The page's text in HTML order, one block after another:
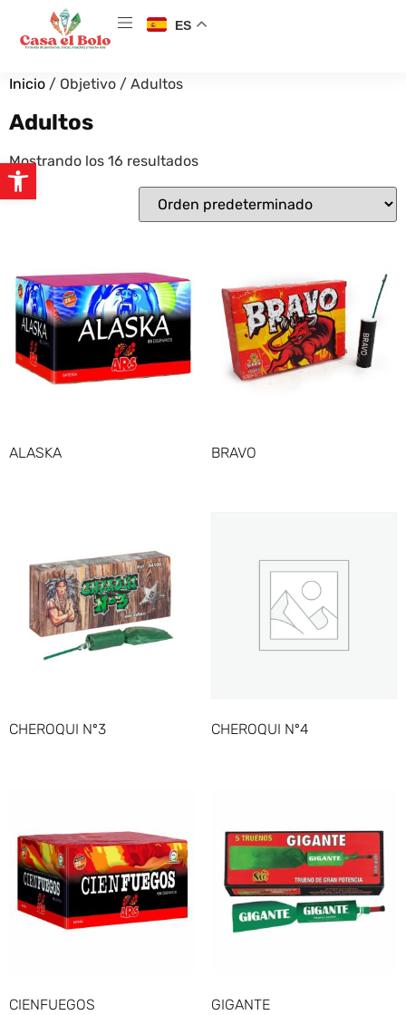
ES
Inicio / Objetivo / Adultos
Adultos
Mostrando los 16 resultados
ALASKA BRAVO
CHEROQUI Nº3 CHEROQUI Nº4
CIENFUEGOS GIGANTE